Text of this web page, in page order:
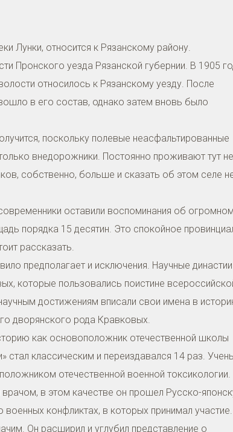
Лунки, относится к Рязанскому району.
Пронского уезда Рязанской губернии. В 1905
относилось к Рязанскому уезду. После
в его состав, однако затем вновь было
поскольку полевые неасфальтированные
внедорожники. Постоянно проживают тут не
собственно, больше и сказать об этом селе
оставили воспоминания об
порядка 15 десятин. Это спокойное
рассказать.
предполагает и исключения. Научные династии
которые пользовались поистине
достижениям вписали свои имена в
дворянского рода Кравковых.
как основоположник отечественной школы
классическим и переиздавался 14 раз.
отечественной военной токсикологии.
в этом качестве он прошел Русско-
конфликтах, в которых принимал участие.
Он расширил и углубил представление о